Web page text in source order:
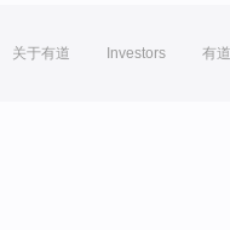
关于有道 Investors 有